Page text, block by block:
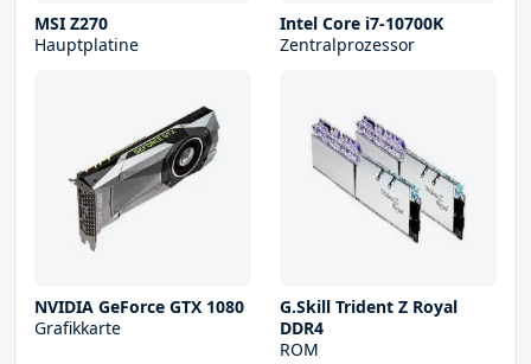
MSI Z270
Hauptplatine
Intel Core i7-10700K
Zentralprozessor
NVIDIA GeForce GTX 1080
Grafikkarte
G.Skill Trident Z Royal
DDR4
ROM